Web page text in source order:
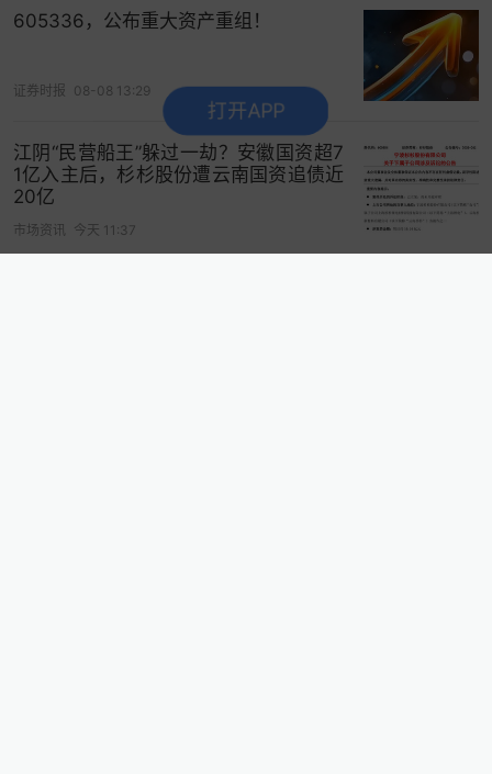
打开APP
605336，公布重大资产重组！
证券时报 08-08 13:29
江阴“民营船王”躲过一劫？安徽国资超7
1亿入主后，杉杉股份遭云南国资追债近
20亿
市场资讯 今天 11:37